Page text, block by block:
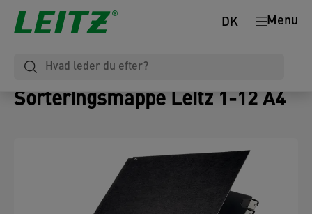
Menu
DK
Sorteringsmappe Leitz 1-12 A4